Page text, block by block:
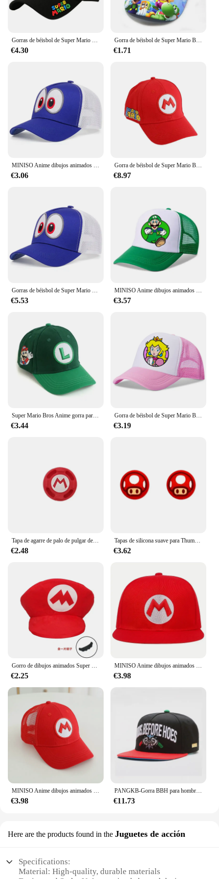
Gorras de béisbol de Super Mario Bros para hombre y mujer, gorro deportivo de dibujos animados, ajustable, Hip Hop, protector solar informal, regalos
€4.30
Gorra de béisbol de Super Mario Bros para niños, gorras de Sol para hombres y mujeres, sombrero con visera de figura de juego, sombreros de verano de algodón, accesorios de moda, regalo
€1.71
MINISO Anime dibujos animados Super Mario Bros adulto deporte al aire libre gorras de béisbol transpirables verano hombres mujeres Hip Hop sombrilla sombrero de malla
€3.06
Gorra de béisbol de Super Mario Bros para niños y niñas, gorro de protección solar con bordado de dibujos animados, ajustable, Snapback
€8.97
Gorras de béisbol de Super Mario Bros para hombre y mujer, sombreros Snapback ajustables con bordado de Anime, sombrero de malla de Hip Hop, protección solar, sombrilla
€5.53
MINISO Anime dibujos animados Super Mario Bros niños niñas deporte al aire libre gorras de béisbol verano hombres mujeres Hip Hop sombrilla sombrero de malla
€3.57
Super Mario Bros Anime gorra para niños Luigi niños I gorra de béisbol disfraz de Mario sombrilla letra M sombrero niños regalo para niños
€3.44
Gorra de béisbol de Super Mario Bros para niños y niñas, gorro de Anime de dibujos animados, informal, ajustable, con visera, regalos de cumpleaños
€3.19
Tapa de agarre de palo de pulgar de Super Mario Bros para Nintendo Switch, cubierta de botones Oled NS Joy-con, accesorios de Joycon seta
€2.48
Tapas de silicona suave para Thumb Stick de Super Mario, tapas para Joy-Con, tapa de Thumbsticks para Nintendo Switch NS, controlador de JoyCon OLED
€3.62
Gorro de dibujos animados Super Mario Bros para adultos y niños, juego de Luigi Bors, Cosplay, rojo, verde, regalo
€2.25
MINISO Anime dibujos animados Super Mario Bros adultos deporte al aire libre bordado gorras de béisbol hombres mujeres Hip Hop sombrilla sombrero de lengua de pato
€3.98
MINISO Anime dibujos animados Super Mario Bros niños deporte al aire libre gorras de béisbol niños niñas Hip Hop sombrilla sombrero de malla 2-8 años niños
€3.98
PANGKB-Gorra BBH para hombre y mujer, gorro de béisbol, estilo hip hop, snapback, informal, para exteriores
€11.73
Here are the products found in the Juguetes de acción
Specifications:
Material: High-quality, durable materials